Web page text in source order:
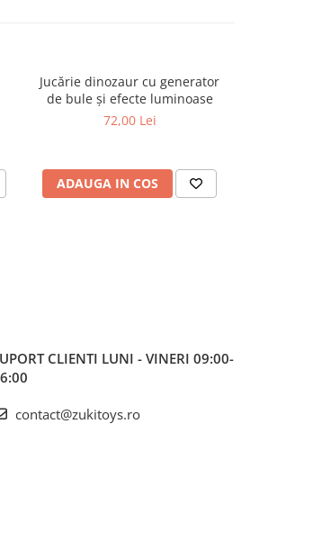
Jucărie dinozaur cu generator
de bule și efecte luminoase
72,00 Lei
ADAUGA IN COS
CLIENTI LUNI - VINERI 09:00-
contact@zukitoys.ro